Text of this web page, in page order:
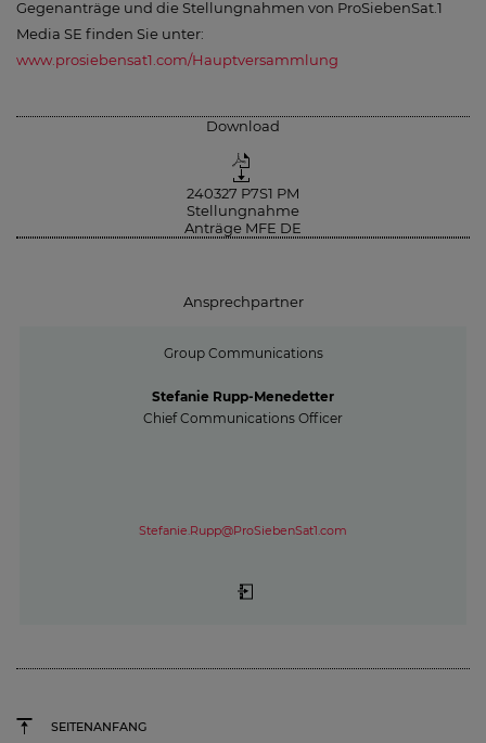
Gegenanträge und die Stellungnahmen von ProSiebenSat.1
Media SE finden Sie unter:
www.prosiebensat1.com/Hauptversammlung
Download
240327 P7S1 PM
Stellungnahme
Anträge MFE DE
Ansprechpartner
Group Communications
Stefanie Rupp-Menedetter
Chief Communications Officer
Stefanie.Rupp@ProSiebenSat1.com
SEITENANFANG